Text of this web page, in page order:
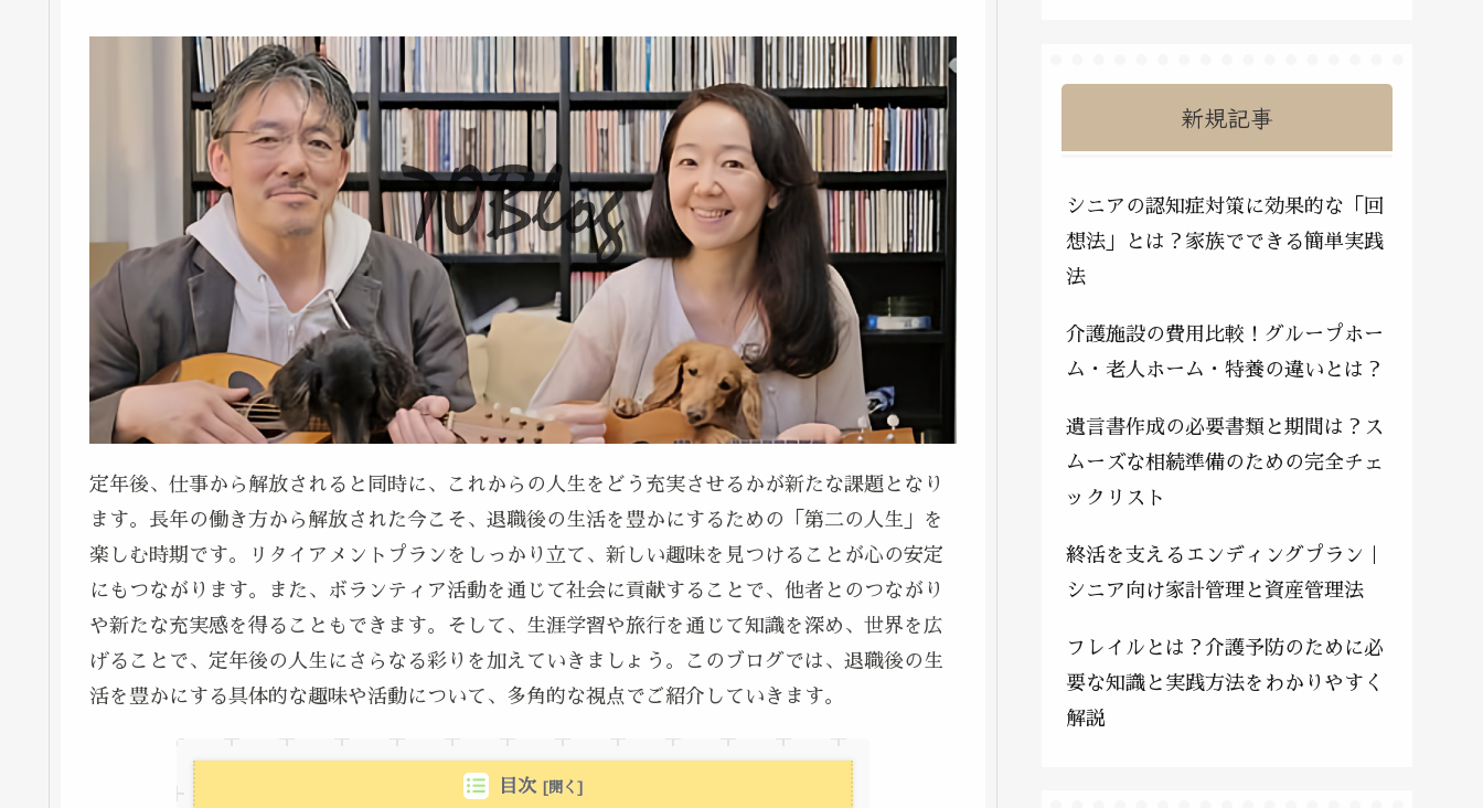
定年後、仕事から解放されると同時に、これからの人生をどう充実させるかが新たな課題となり
ます。長年の働き方から解放された今こそ、退職後の生活を豊かにするための「第二の人生」を
楽しむ時期です。リタイアメントプランをしっかり立て、新しい趣味を見つけることが心の安定
にもつながります。また、ボランティア活動を通じて社会に貢献することで、他者とのつながり
や新たな充実感を得ることもできます。そして、生涯学習や旅行を通じて知識を深め、世界を広
げることで、定年後の人生にさらなる彩りを加えていきましょう。このブログでは、退職後の生
活を豊かにする具体的な趣味や活動について、多角的な視点でご紹介していきます。
目次
新規記事
シニアの認知症対策に効果的な「回
想法」とは？家族でできる簡単実践
法
介護施設の費用比較！グループホー
ム・老人ホーム・特養の違いとは？
遺言書作成の必要書類と期間は？ス
ムーズな相続準備のための完全チェ
ックリスト
終活を支えるエンディングプラン｜
シニア向け家計管理と資産管理法
フレイルとは？介護予防のために必
要な知識と実践方法をわかりやすく
解説